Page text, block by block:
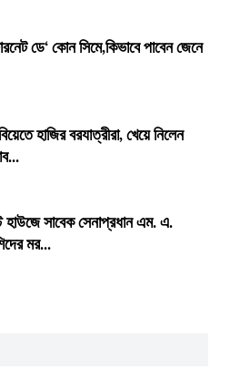
ডে‘ কোন সিমে,কিভাবে পাবেন জেনে
হাজির বরযাত্রীরা, খেয়ে নিলেন
হাউজে সাবেক সেনাপ্রধান এম. এ.
মর...